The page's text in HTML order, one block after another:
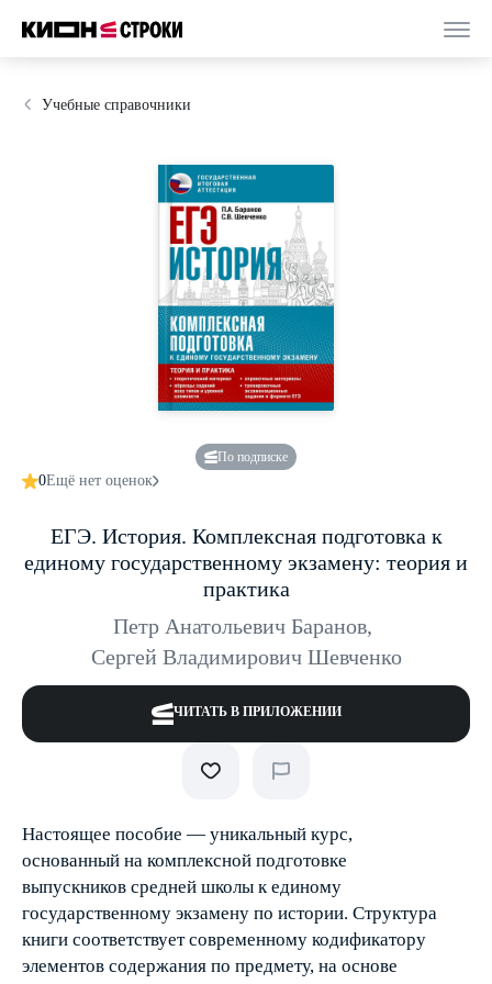
Учебные справочники
По подписке
0Ещё нет оценок
ЕГЭ. История. Комплексная подготовка к
единому государственному экзамену: теория и
практика
Петр Анатольевич Баранов,
Сергей Владимирович Шевченко
ЧИТАТЬ В ПРИЛОЖЕНИИ
Настоящее пособие — уникальный курс,
основанный на комплексной подготовке
выпускников средней школы к единому
государственному экзамену по истории. Структура
книги соответствует современному кодификатору
элементов содержания по предмету, на основе